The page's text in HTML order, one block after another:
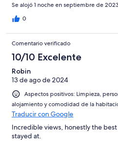
Se alojó 1 noche en septiembre de
0
Comentario verificado
10/10 Excelente
Robin
13 de ago de 2024
Aspectos positivos: Limpieza,
alojamiento y comodidad de la
Traducir con Google
Incredible views, honestly the
stayed at.